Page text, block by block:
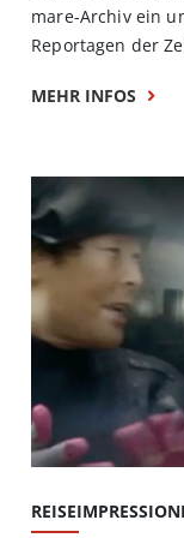
mare-Archiv ein
Reportagen der
MEHR INFOS